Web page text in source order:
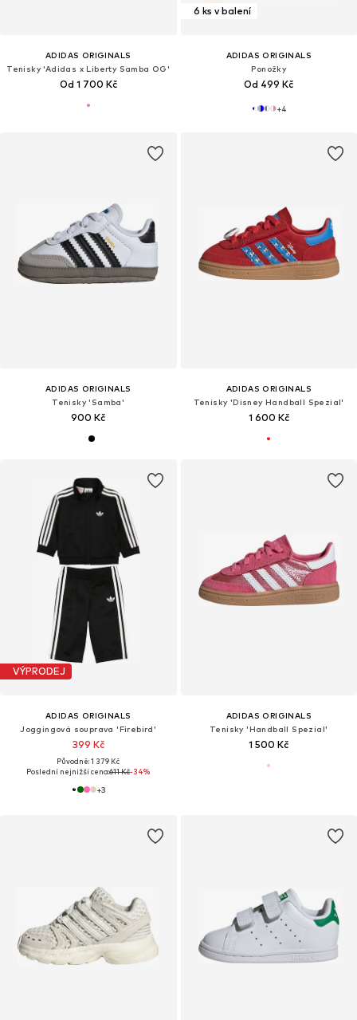
ADIDAS ORIGINALS
Tenisky 'Adidas x Liberty Samba OG'
Od 1 700 Kč
6 ks v balení
ADIDAS ORIGINALS
Ponožky
Od 499 Kč
+4
ADIDAS ORIGINALS
Tenisky 'Samba'
900 Kč
ADIDAS ORIGINALS
Tenisky 'Disney Handball Spezial'
1 600 Kč
VÝPRODEJ
ADIDAS ORIGINALS
Joggingová souprava 'Firebird'
399 Kč
Původně: 1 379 Kč
Poslední nejnižší cena:611 Kč-34%
+3
ADIDAS ORIGINALS
Tenisky 'Handball Spezial'
1 500 Kč